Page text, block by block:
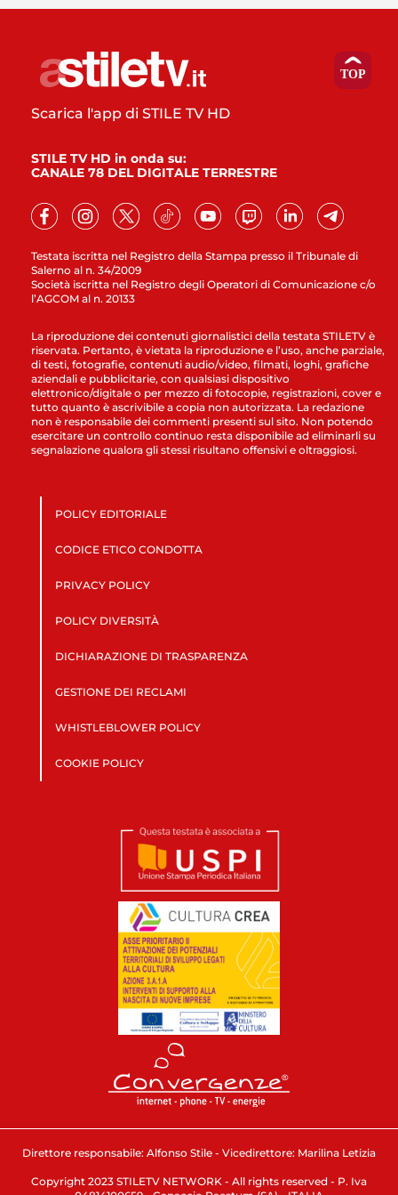
Testata iscritta nel Registro della Stampa presso il Tribunale di
Salerno al n. 34/2009
Società iscritta nel Registro degli Operatori di Comunicazione c/o
l’AGCOM al n. 20133
Scarica l'app di STILE TV HD
STILE TV HD in onda su:
CANALE 78 DEL DIGITALE TERRESTRE
La riproduzione dei contenuti giornalistici della testata STILETV è
riservata. Pertanto, è vietata la riproduzione e l’uso, anche parziale,
di testi, fotografie, contenuti audio/video, filmati, loghi, grafiche
aziendali e pubblicitarie, con qualsiasi dispositivo
elettronico/digitale o per mezzo di fotocopie, registrazioni, cover e
tutto quanto è ascrivibile a copia non autorizzata. La redazione
non è responsabile dei commenti presenti sul sito. Non potendo
esercitare un controllo continuo resta disponibile ad eliminarli su
segnalazione qualora gli stessi risultano offensivi e oltraggiosi.
POLICY EDITORIALE
CODICE ETICO CONDOTTA
PRIVACY POLICY
POLICY DIVERSITÀ
DICHIARAZIONE DI TRASPARENZA
GESTIONE DEI RECLAMI
WHISTLEBLOWER POLICY
COOKIE POLICY
Direttore responsabile: Alfonso Stile - Vicedirettore: Marilina Letizia
Copyright 2023 STILETV NETWORK - All rights reserved - P. Iva